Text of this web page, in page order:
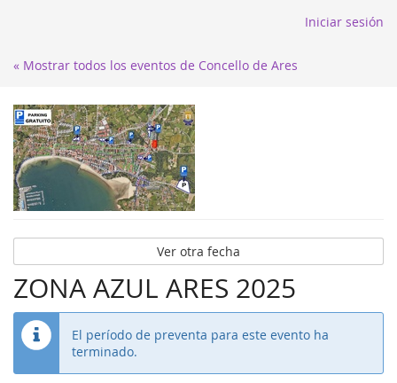
Iniciar sesión
« Mostrar todos los eventos de Concello de Ares
Ver otra fecha
ZONA AZUL ARES 2025
El período de preventa para este evento ha
terminado.